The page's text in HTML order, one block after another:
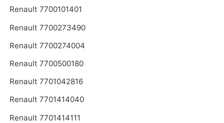
Renault 7700101401
Renault 7700273490
Renault 7700274004
Renault 7700500180
Renault 7701042816
Renault 7701414040
Renault 7701414111